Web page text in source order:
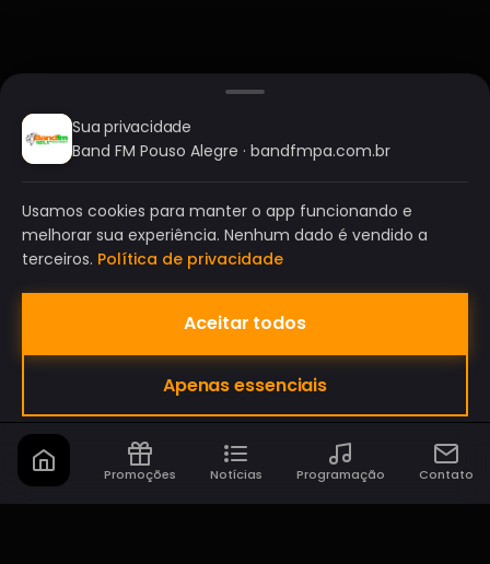
BAND FM POUSO ALEGRE
A SUA RÁDIO DO SEU JEITO!
Sua privacidade
Band FM Pouso Alegre · bandfmpa.com.br
Usamos cookies para manter o app funcionando e
melhorar sua experiência. Nenhum dado é vendido a
terceiros. Política de privacidade
Aceitar todos
Apenas essenciais
Promoções Notícias Programação Contato